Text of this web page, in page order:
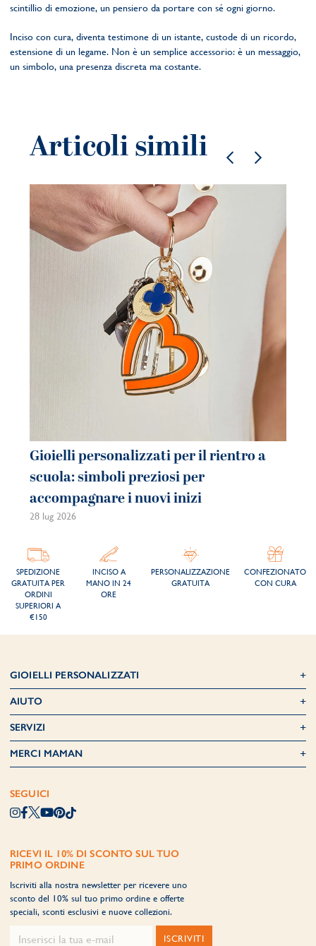
scintillio di emozione, un pensiero da portare con sé ogni giorno.
Inciso con cura, diventa testimone di un istante, custode di un ricordo,
estensione di un legame. Non è un semplice accessorio: è un messaggio,
un simbolo, una presenza discreta ma costante.
Articoli simili
Gioielli personalizzati per il rientro a
scuola: simboli preziosi per
accompagnare i nuovi inizi
28 lug 2026
SPEDIZIONE
GRATUITA PER
ORDINI
SUPERIORI A
€150
INCISO A
MANO IN 24
ORE
PERSONALIZZAZIONE
GRATUITA
CONFEZIONATO
CON CURA
GIOIELLI PERSONALIZZATI
AIUTO
SERVIZI
MERCI MAMAN
SEGUICI
RICEVI IL 10% DI SCONTO SUL TUO
PRIMO ORDINE
Iscriviti alla nostra newsletter per ricevere uno
sconto del 10% sul tuo primo ordine e offerte
speciali, sconti esclusivi e nuove collezioni.
ISCRIVITI